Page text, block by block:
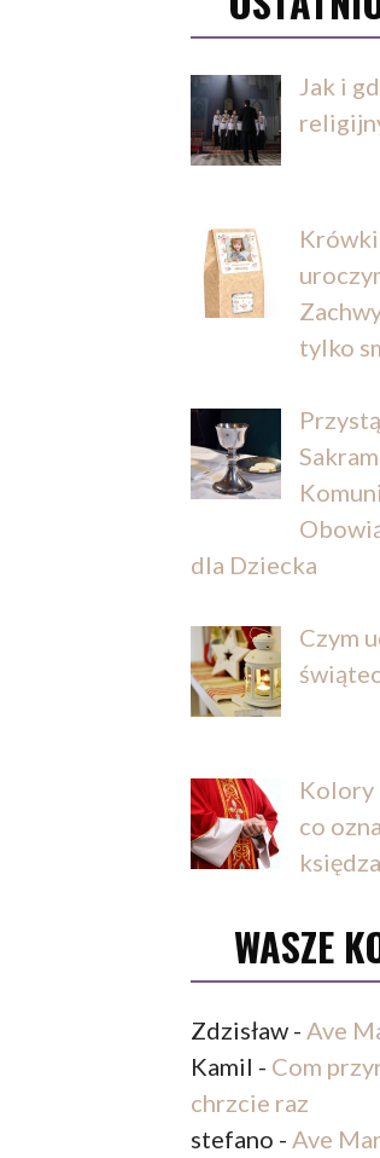
Jak i
Krówki
tylko
dla Dziecka
Czym
Kolory
co
księdza
WASZE
Zdzisław- Ave
Kamil - Com
chrzcie raz
stefano - Ave